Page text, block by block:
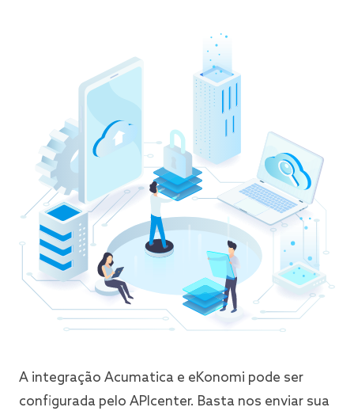
A integração Acumatica e eKonomi pode ser
configurada pelo APIcenter. Basta nos enviar sua